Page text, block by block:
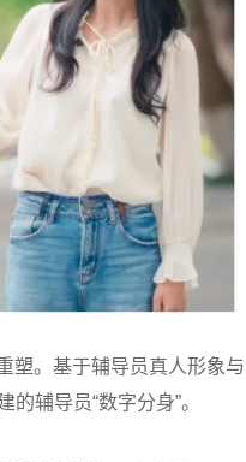
。基于辅导员真人形象与
辅导员“数字分身”。